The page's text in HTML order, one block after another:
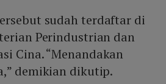
sudah terdaftar di
Perindustrian dan
Cina. “Menandakan
demikian dikutip.